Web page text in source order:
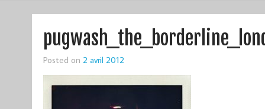
Posted on 2 avril 2012